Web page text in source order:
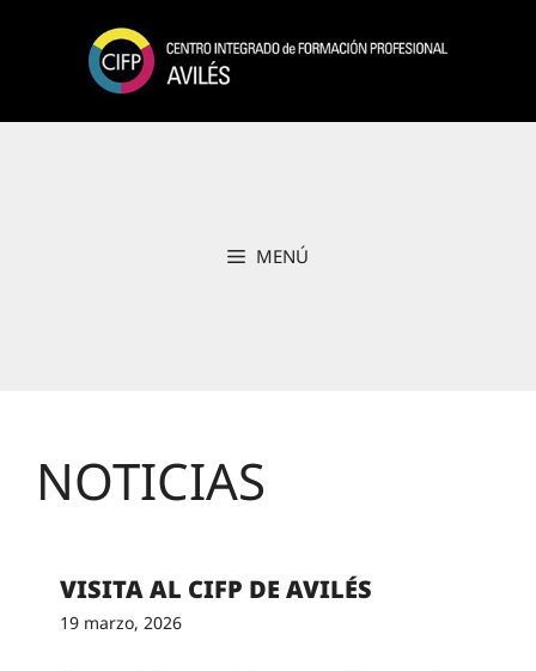
contenido
MENÚ
NOTICIAS
VISITA AL CIFP DE AVILÉS
19 marzo, 2026